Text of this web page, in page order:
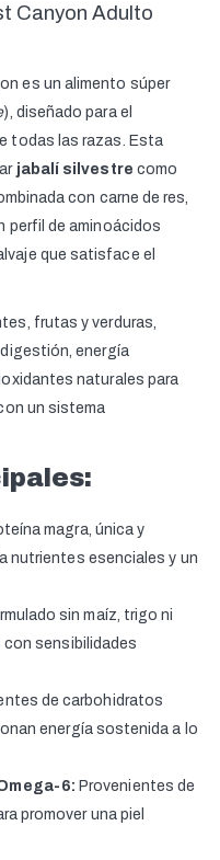
Canyon Adulto
es un alimento súper
), diseñado para el
todas las razas. Esta
jabalí silvestre como
con carne de res,
perfil de aminoácidos
que satisface el
frutas y verduras,
energía
naturales para
un sistema
magra, única y
nutrientes esenciales y un
sin maíz, trigo ni
con sensibilidades
de carbohidratos
energía sostenida a lo
6: Provenientes de
promover una piel